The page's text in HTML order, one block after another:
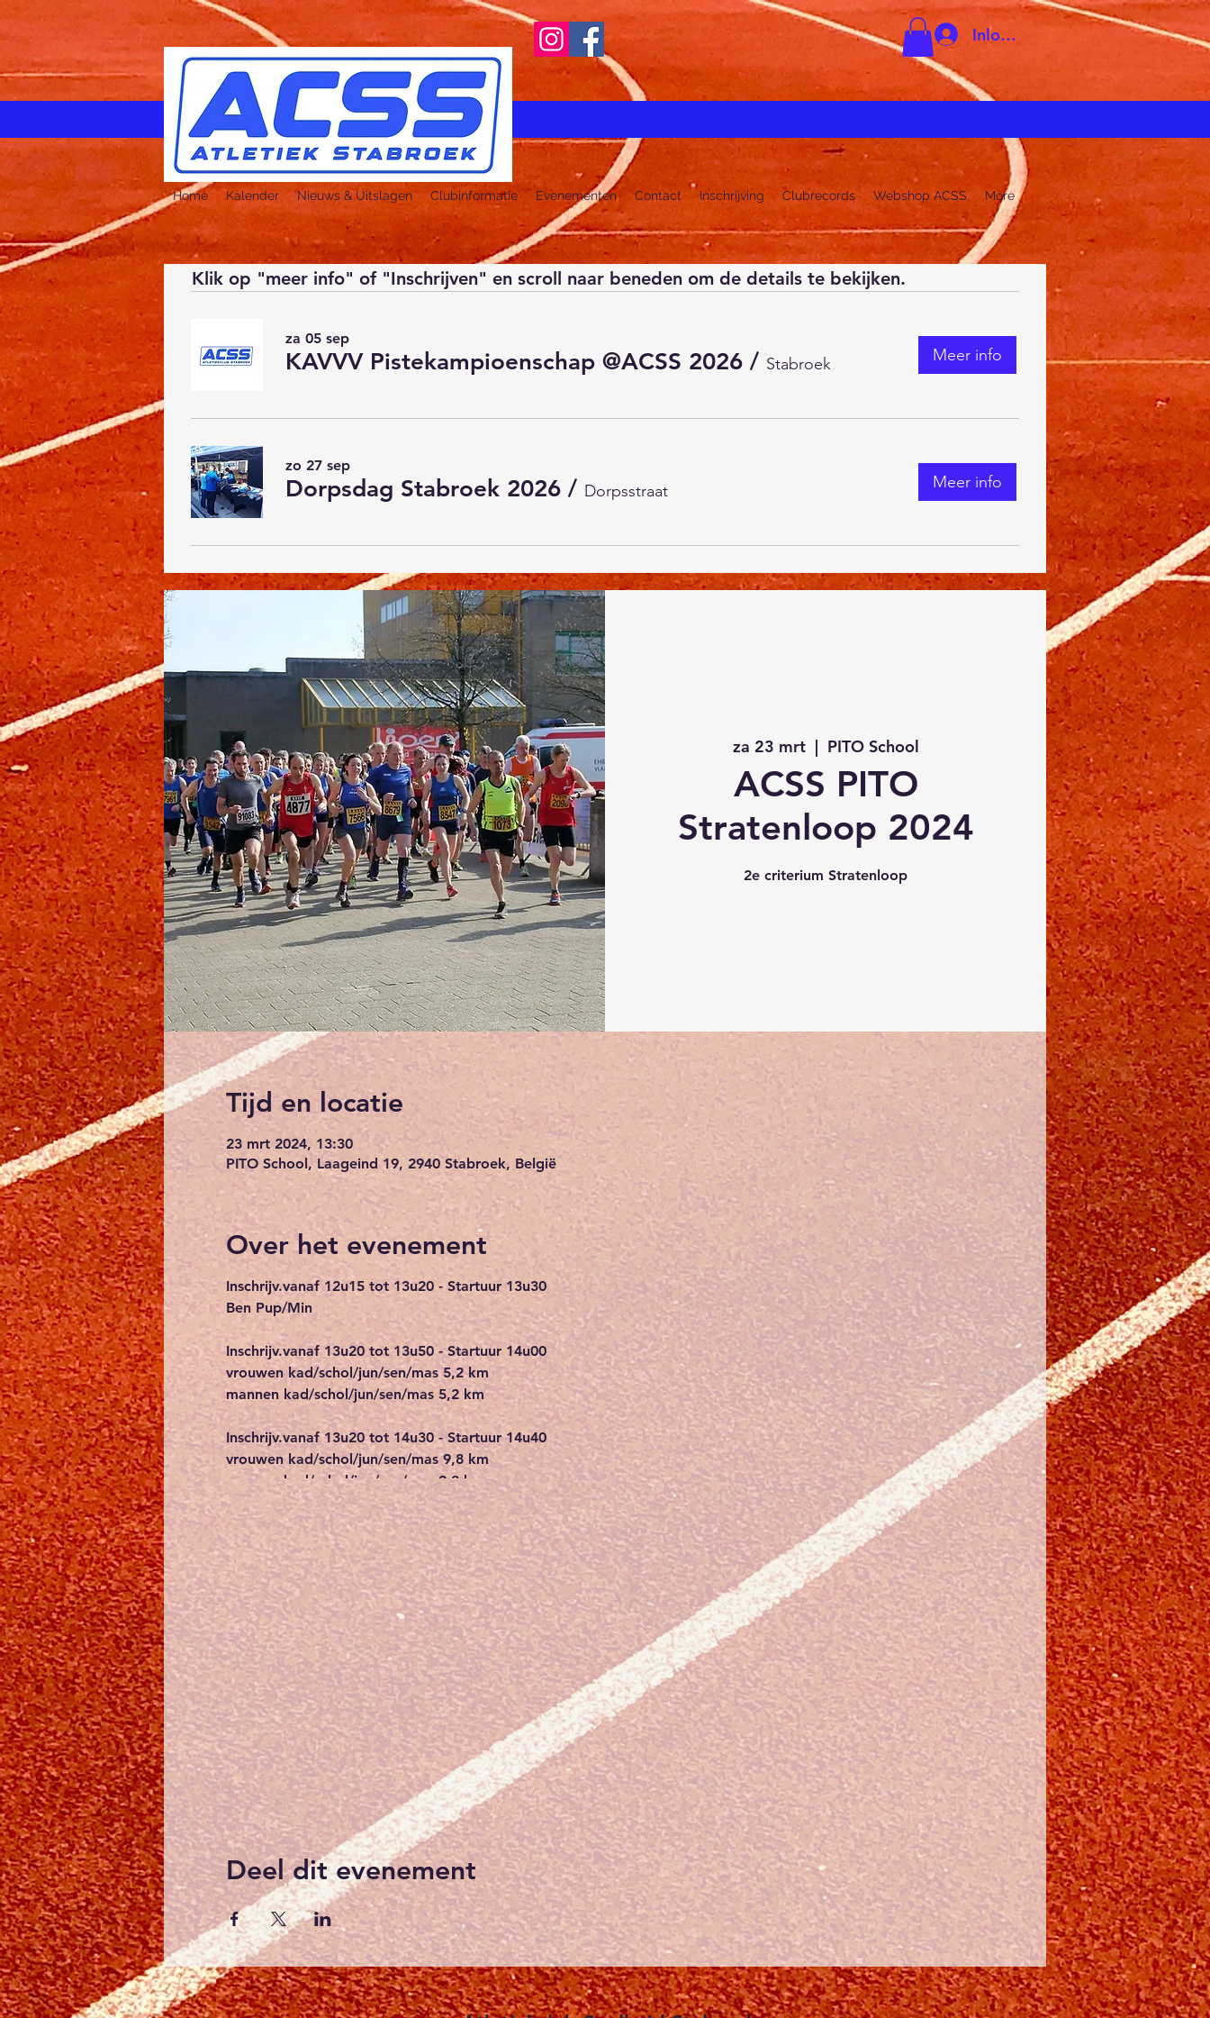
Inloggen
Home Kalender Nieuws & Uitslagen Clubinformatie Evenementen Contact Inschrijving Clubrecords Webshop ACSS More
za 05 sep
KAVVV Pistekampioenschap @ACSS 2026 / Stabroek Meer info
zo 27 sep
Dorpsdag Stabroek 2026 / Dorpsstraat Meer info
Klik op "meer info" of "Inschrijven" en scroll naar beneden om de details te bekijken.
za 23 mrt
  |
PITO School
ACSS PITO
Stratenloop 2024
2e criterium Stratenloop
Tijd en locatie
23 mrt 2024, 13:30
PITO School, Laageind 19, 2940 Stabroek, België
Over het evenement
Inschrijv.vanaf 12u15 tot 13u20 - Startuur 13u30
Ben Pup/Min
Inschrijv.vanaf 13u20 tot 13u50 - Startuur 14u00
vrouwen kad/schol/jun/sen/mas 5,2 km
mannen kad/schol/jun/sen/mas 5,2 km
Inschrijv.vanaf 13u20 tot 14u30 - Startuur 14u40
vrouwen kad/schol/jun/sen/mas 9,8 km
mannen kad/schol/jun/sen/mas 9,8 km
Deel dit evenement